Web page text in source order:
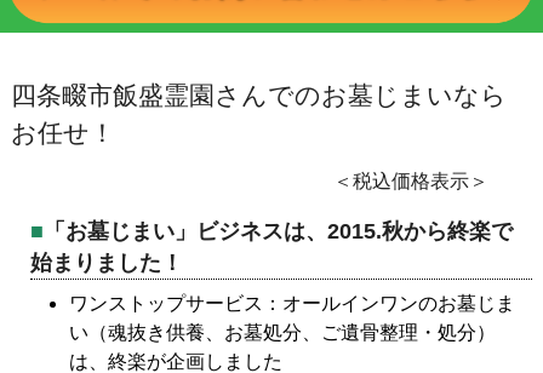
四条畷市飯盛霊園さんでのお墓じまいなら
お任せ！
＜税込価格表示＞
「お墓じまい」ビジネスは、2015.秋から終楽で
始まりました！
ワンストップサービス：オールインワンのお墓じま
い（魂抜き供養、お墓処分、ご遺骨整理・処分）
は、終楽が企画しました